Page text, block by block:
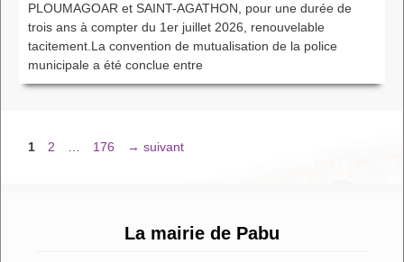
PLOUMAGOAR et SAINT-AGATHON, pour une durée de
trois ans à compter du 1er juillet 2026, renouvelable
tacitement.La convention de mutualisation de la police
municipale a été conclue entre
Page
1 Page
2 … Page
176 → suivant
La mairie de Pabu